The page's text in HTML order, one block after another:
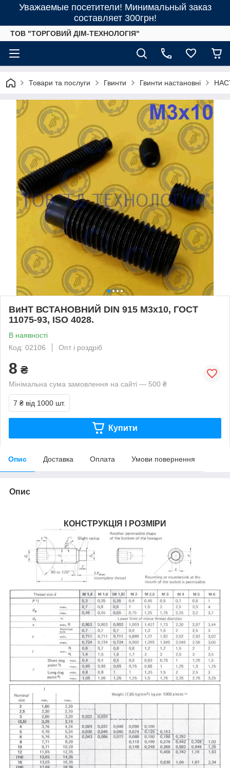
Уважаемые посетители! Минимальный заказ
составляет 300грн!
ТОВ "ТОРГОВИЙ ДІМ-ТЕХНОЛОГІЯ"
Товари та послуги Гвинти Гвинти настановні
ВиНТ ВСТАНОВНИЙ DIN 915 М3х10, ГОСТ
11075-93, ISO 4028.
В наявності
Код: 02106
Опт і роздріб
8 ₴
Мінімальна сума замовлення на сайті — 500 ₴
7 ₴ від 1000 шт.
Купити
Опис Доставка Оплата Умови повернення
Опис
КОНСТРУКЦІЯ І РОЗМІРИ